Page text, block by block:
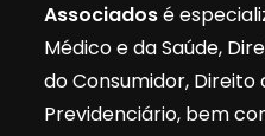
Associadosé
Médico e da Saúde,
do Consumidor, Direito
Previdenciário, bem